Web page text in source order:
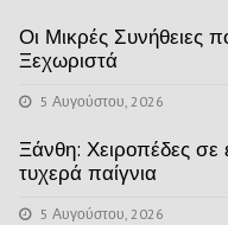
Οι Μικρές Συνήθειες
Ξεχωριστά
5 Αυγούστου, 2026
Ξάνθη: Χειροπέδες σε
τυχερά παίγνια
5 Αυγούστου, 2026